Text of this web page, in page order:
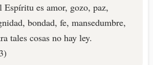
Espíritu es amor, gozo, paz,
bondad, fe, mansedumbre,
tales cosas no hay ley.